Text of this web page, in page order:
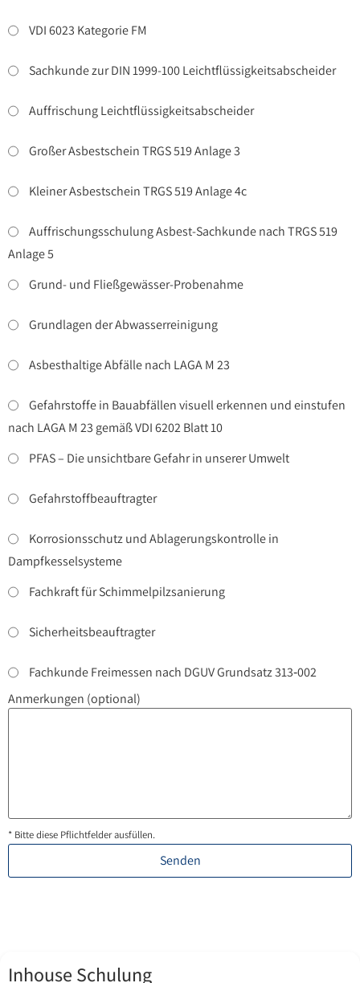
VDI 6023 Kategorie FM
Sachkunde zur DIN 1999-100 Leichtflüssigkeitsabscheider
Auffrischung Leichtflüssigkeitsabscheider
Großer Asbestschein TRGS 519 Anlage 3
Kleiner Asbestschein TRGS 519 Anlage 4c
Auffrischungsschulung Asbest-Sachkunde nach TRGS 519
Anlage 5
Grund- und Fließgewässer-Probenahme
Grundlagen der Abwasserreinigung
Asbesthaltige Abfälle nach LAGA M 23
Gefahrstoffe in Bauabfällen visuell erkennen und einstufen
nach LAGA M 23 gemäß VDI 6202 Blatt 10
PFAS – Die unsichtbare Gefahr in unserer Umwelt
Gefahrstoffbeauftragter
Korrosionsschutz und Ablagerungskontrolle in
Dampfkesselsysteme
Fachkraft für Schimmelpilzsanierung
Sicherheitsbeauftragter
Fachkunde Freimessen nach DGUV Grundsatz 313‑002
Anmerkungen (optional)
* Bitte diese Pflichtfelder ausfüllen.
Senden
Inhouse Schulung